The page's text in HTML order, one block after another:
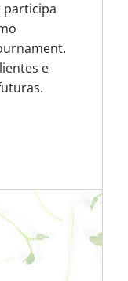
participa
e